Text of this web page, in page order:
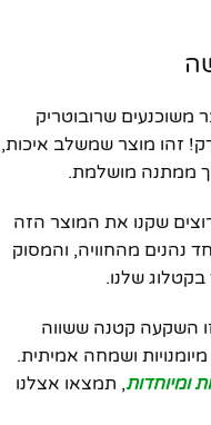
שרובוטריק
זהו מוצר שמשלב איכות,
ממתנה מושלמת.
שקנו את המוצר הזה
נהנים מהחוויה, והמסוק
שלנו.
49.9 ₪ בלבד, זו השקעה קטנה ששווה
ושמחה אמיתית.
ומיוחדות, תמצאו אצלנו